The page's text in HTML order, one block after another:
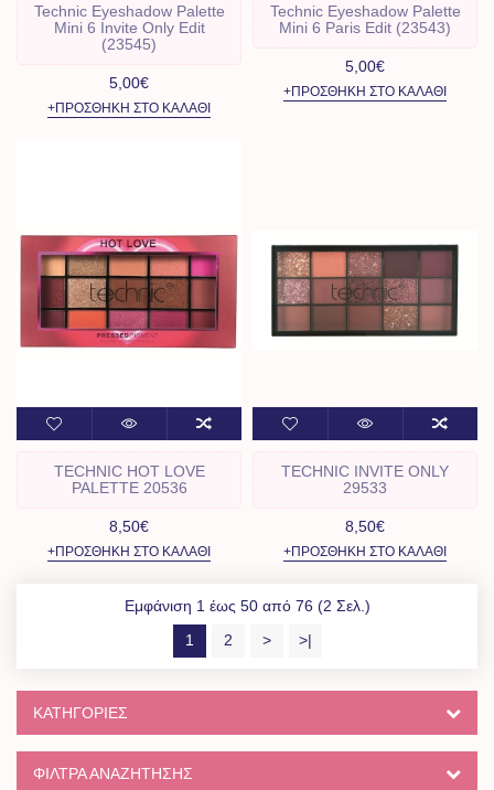
Technic Eyeshadow Palette
Mini 6 Invite Only Edit
(23545)
5,00€
+ΠΡΟΣΘΉΚΗ ΣΤΟ ΚΑΛΆΘΙ
Technic Eyeshadow Palette
Mini 6 Paris Edit (23543)
5,00€
+ΠΡΟΣΘΉΚΗ ΣΤΟ ΚΑΛΆΘΙ
TECHNIC HOT LOVE
PALETTE 20536
8,50€
+ΠΡΟΣΘΉΚΗ ΣΤΟ ΚΑΛΆΘΙ
TECHNIC INVITE ONLY
29533
8,50€
+ΠΡΟΣΘΉΚΗ ΣΤΟ ΚΑΛΆΘΙ
Εμφάνιση 1 έως 50 από 76 (2 Σελ.)
1
2 > >|
ΚΑΤΗΓΟΡΊΕΣ
ΦΙΛΤΡΑ ΑΝΑΖΗΤΗΣΗΣ